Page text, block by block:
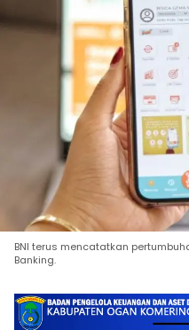
BNI terus mencatatkan
Banking.